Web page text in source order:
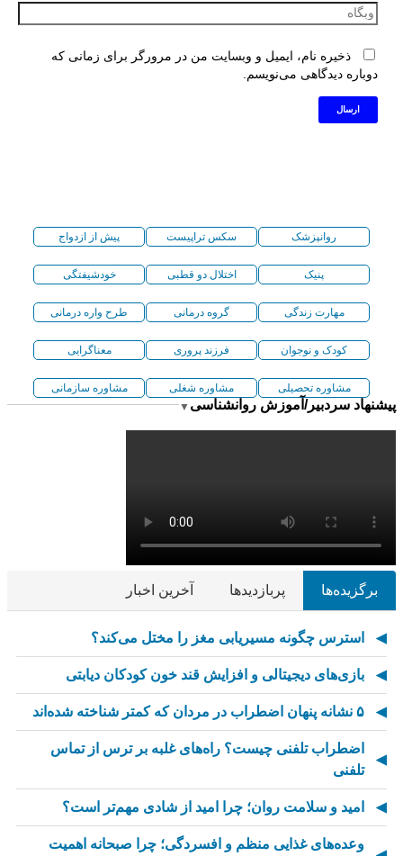
ذخیره نام، ایمیل و وبسایت من در مرورگر برای زمانی که
دوباره دیدگاهی می‌نویسم.
روانپزشک سکس تراپیست پیش از ازدواج
پنیک اختلال دو قطبی خودشیفتگی
مهارت زندگی گروه درمانی طرح واره درمانی
کودک و نوجوان فرزند پروری معناگرایی
مشاوره تحصیلی مشاوره شغلی مشاوره سازمانی
پیشنهاد سردبیر/آموزش روانشناسی ▼
برگزیده‌ها پربازدیدها آخرین اخبار
استرس چگونه مسیریابی مغز را مختل می‌کند؟
بازی‌های دیجیتالی و افزایش قند خون کودکان دیابتی
۵ نشانه پنهان اضطراب در مردان که کمتر شناخته شده‌اند
اضطراب تلفنی چیست؟ راه‌های غلبه بر ترس از تماس
تلفنی
امید و سلامت روان؛ چرا امید از شادی مهم‌تر است؟
وعده‌های غذایی منظم و افسردگی؛ چرا صبحانه اهمیت